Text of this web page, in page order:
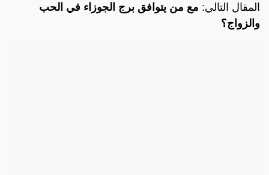
المقال التالي: مع من يتوافق برج الجوزاء في الحب
والزواج؟